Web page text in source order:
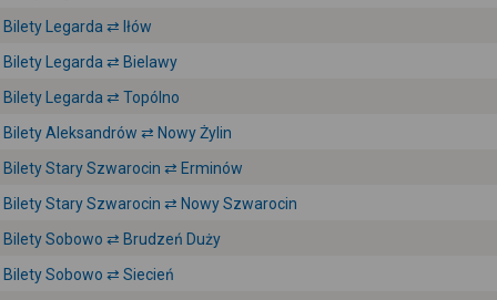
Bilety Legarda ⇄ Iłów
Bilety Legarda ⇄ Bielawy
Bilety Legarda ⇄ Topólno
Bilety Aleksandrów ⇄ Nowy Żylin
Bilety Stary Szwarocin ⇄ Erminów
Bilety Stary Szwarocin ⇄ Nowy Szwarocin
Bilety Sobowo ⇄ Brudzeń Duży
Bilety Sobowo ⇄ Siecień